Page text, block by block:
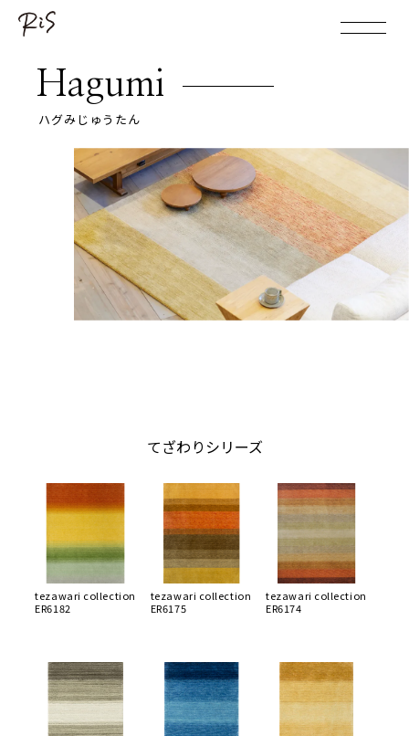
Hagumi
ハグみじゅうたん
てざわりシリーズ
tezawari collection
ER6182
tezawari collection
ER6175
tezawari collection
ER6174